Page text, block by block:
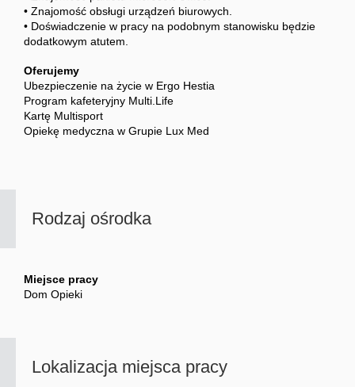
• Znajomość obsługi urządzeń biurowych.
• Doświadczenie w pracy na podobnym stanowisku będzie
dodatkowym atutem.
Oferujemy
Ubezpieczenie na życie w Ergo Hestia
Program kafeteryjny Multi.Life
Kartę Multisport
Opiekę medyczna w Grupie Lux Med
Rodzaj ośrodka
Miejsce pracy
Dom Opieki
Lokalizacja miejsca pracy